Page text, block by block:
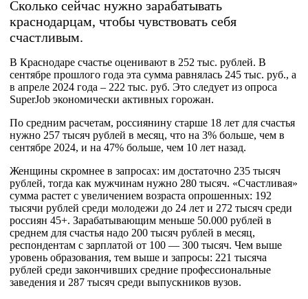
Сколько сейчас нужно зарабатывать
краснодарцам, чтобы чувствовать себя
счастливым.
В Краснодаре счастье оценивают в 252 тыс. рублей. В
сентябре прошлого года эта сумма равнялась 245 тыс. руб., а
в апреле 2024 года – 222 тыс. руб. Это следует из опроса
SuperJob экономически активных горожан.
По средним расчетам, россиянину старше 18 лет для счастья
нужно 257 тысяч рублей в месяц, что на 3% больше, чем в
сентябре 2024, и на 47% больше, чем 10 лет назад.
Женщины скромнее в запросах: им достаточно 235 тысяч
рублей, тогда как мужчинам нужно 280 тысяч. «Счастливая»
сумма растет с увеличением возраста опрошенных: 192
тысячи рублей среди молодежи до 24 лет и 272 тысяч среди
россиян 45+. Зарабатывающим меньше 50.000 рублей в
среднем для счастья надо 200 тысяч рублей в месяц,
респондентам с зарплатой от 100 — 300 тысяч. Чем выше
уровень образования, тем выше и запросы: 221 тысяча
рублей среди закончивших средние профессиональные
заведения и 287 тысяч среди выпускников вузов.